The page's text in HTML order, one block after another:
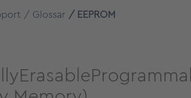
Glossar EEPROM